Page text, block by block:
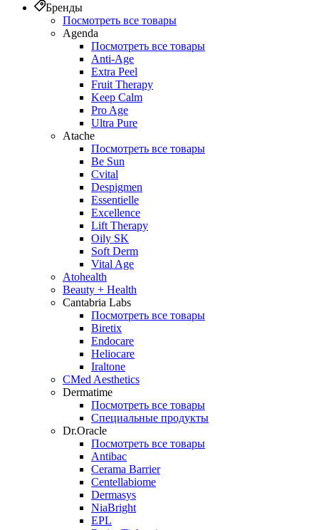
Бренды
Посмотреть все товары
Agenda
Посмотреть все товары
Anti‑Age
Extra Peel
Fruit Therapy
Keep Calm
Pro Age
Ultra Pure
Atache
Посмотреть все товары
Be Sun
Cvital
Despigmen
Essentielle
Excellence
Lift Therapy
Oily SK
Soft Derm
Vital Age
Atohealth
Beauty + Health
Cantabria Labs
Посмотреть все товары
Biretix
Endocare
Heliocare
Iraltone
CMed Aesthetics
Dermatime
Посмотреть все товары
Специальные продукты
Dr.Oracle
Посмотреть все товары
Antibac
Cerama Barrier
Centellabiome
Dermasys
NiaBright
EPL